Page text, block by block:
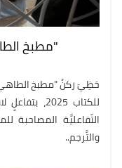
"مطبخ
حَظِيَ ركنُ "مطبخ
للكتاب
التّفاعليَّة المصاحبة
والتَّرجم..